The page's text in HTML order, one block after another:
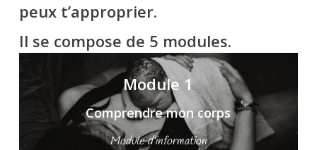
peux t’approprier.
Il se compose de 5 modules.
Module 1
Comprendre mon corps
Module d’information